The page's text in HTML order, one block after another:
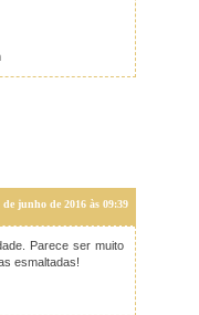
de junho de 2016 às 09:39
Parece ser muito
esmaltadas!